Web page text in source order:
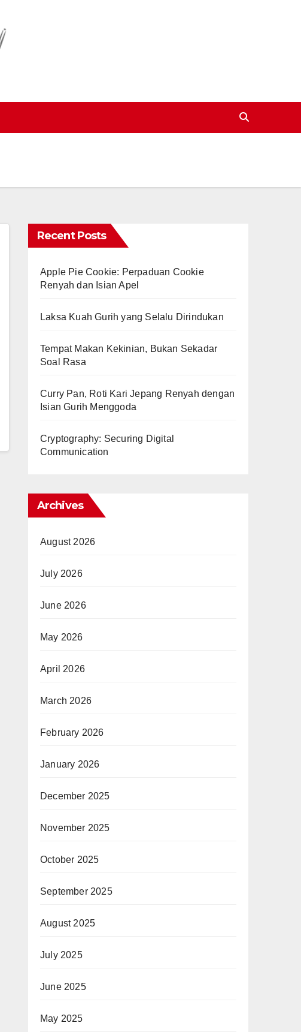
Recent Posts
Apple Pie Cookie: Perpaduan Cookie
Renyah dan Isian Apel
Laksa Kuah Gurih yang Selalu Dirindukan
Tempat Makan Kekinian, Bukan Sekadar
Soal Rasa
Curry Pan, Roti Kari Jepang Renyah dengan
Isian Gurih Menggoda
Cryptography: Securing Digital
Communication
Archives
August 2026
July 2026
June 2026
May 2026
April 2026
March 2026
February 2026
January 2026
December 2025
November 2025
October 2025
September 2025
August 2025
July 2025
June 2025
May 2025